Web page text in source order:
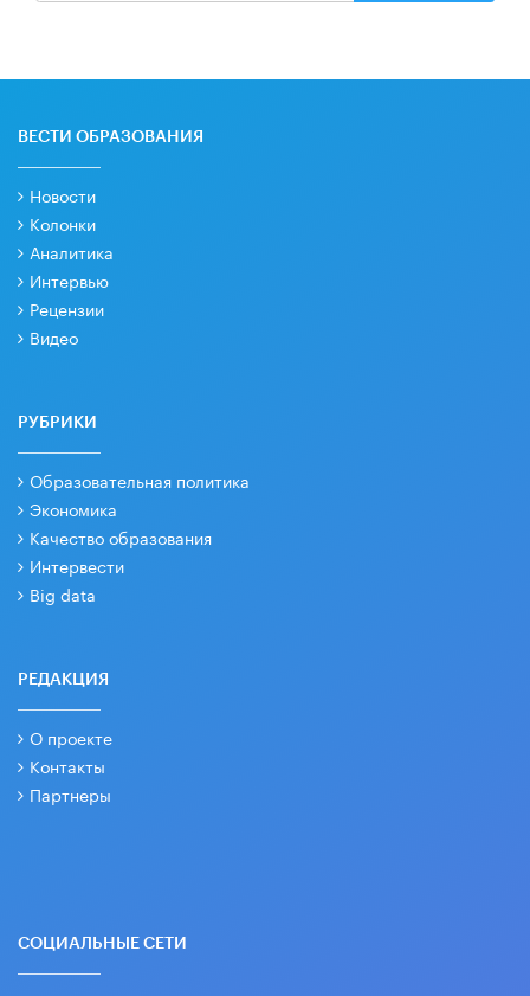
ВЕСТИ ОБРАЗОВАНИЯ
Новости
Колонки
Аналитика
Интервью
Рецензии
Видео
РУБРИКИ
Образовательная политика
Экономика
Качество образования
Интервести
Big data
РЕДАКЦИЯ
О проекте
Контакты
Партнеры
СОЦИАЛЬНЫЕ СЕТИ